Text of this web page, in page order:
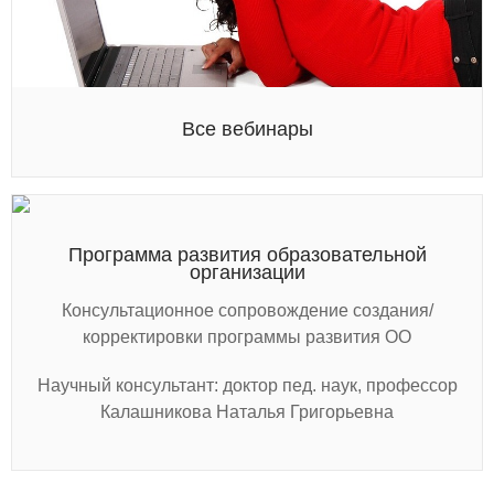
Все вебинары
Программа развития образовательной
организации
Консультационное сопровождение создания/
корректировки программы развития ОО
Научный консультант: доктор пед. наук, профессор
Калашникова Наталья Григорьевна